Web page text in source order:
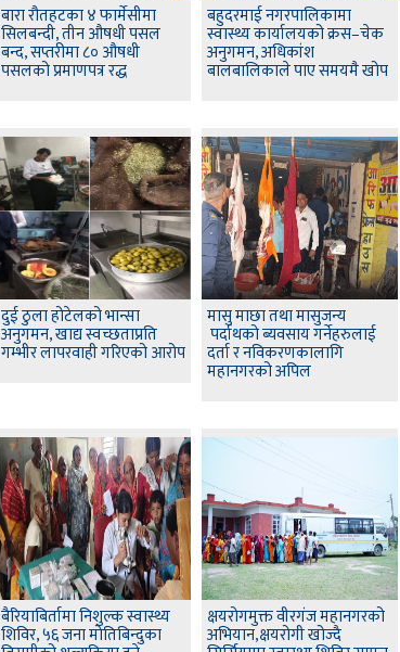
बारा रौतहटका ४ फार्मेसीमा
सिलबन्दी, तीन औषधी पसल
बन्द, सप्तरीमा ८० औषधी
पसलको प्रमाणपत्र रद्ध
बहुदरमाई नगरपालिकामा
स्वास्थ्य कार्यालयको क्रस–चेक
अनुगमन, अधिकांश
बालबालिकाले पाए समयमै खोप
दुई ठुला होटेलको भान्सा
अनुगमन, खाद्य स्वच्छताप्रति
गम्भीर लापरवाही गरिएको आरोप
मासु माछा तथा मासुजन्य
पर्दाथको ब्यवसाय गर्नेहरुलाई
दर्ता र नविकरणकालागि
महानगरको अपिल
बैरियाबिर्तामा निशुल्क स्वास्थ्य
शिविर, ५६ जना मोतिबिन्दुका
क्षयरोगमुक्त वीरगंज महानगरको
अभियान,क्षयरोगी खोज्दै